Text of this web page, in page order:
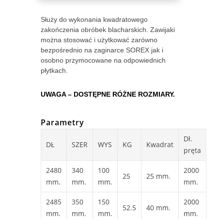
Służy do wykonania kwadratowego
zakończenia obróbek blacharskich. Zawijaki
można stosować i użytkować zarówno
bezpośrednio na zaginarce SOREX jak i
osobno przymocowane na odpowiednich
płytkach.
UWAGA – DOSTĘPNE RÓŻNE ROZMIARY.
Parametry
DŁ SZER WYS KG Kwadrat
Dł.
pręta
2480
mm.
340
mm.
100
mm.
25 25 mm.
2000
mm.
2485
mm.
350
mm.
150
mm.
52.5 40 mm.
2000
mm.